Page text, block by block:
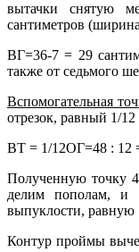
вытачки снятую
сантиметров
ВГ=36-7 = 29
также от седьмого
Вспомогательная
отрезок, равный 1/
ВТ = 1/12ОГ=48 : 12
Полученную точку
делим пополам, и
выпуклости, равную
Контур проймы